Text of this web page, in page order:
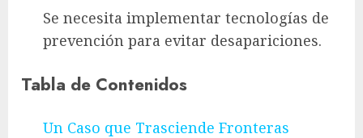
Se necesita implementar tecnologías de
prevención para evitar desapariciones.
Tabla de Contenidos
Un Caso que Trasciende Fronteras